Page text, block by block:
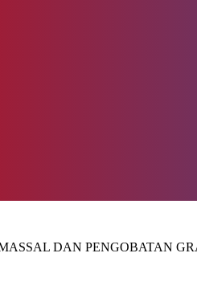
DAN PENGOBATAN